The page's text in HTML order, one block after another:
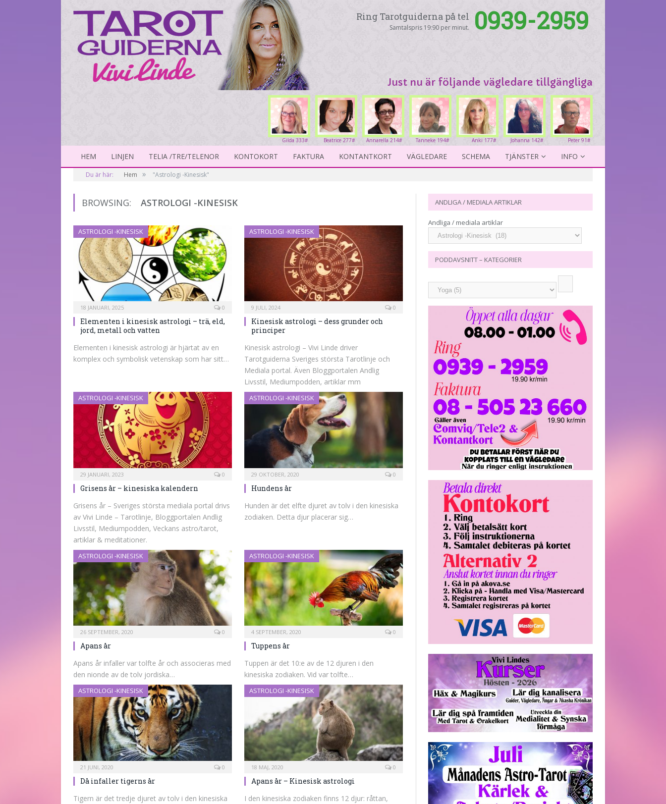
Ring Tarotguiderna på tel
Samtalspris 19:90 per minut. 0939-2959
Just nu är följande vägledare tillgängliga
Peter 91#
Johanna 142#
Anki 177#
Tanneke 194#
Annarella 214#
Beatrice 277#
Gilda 333#
HEM LINJEN TELIA /TRE/TELENOR KONTOKORT FAKTURA KONTANTKORT VÄGLEDARE SCHEMA TJÄNSTER INFO
Du är här: Hem » "Astrologi -Kinesisk"
BROWSING: ASTROLOGI -KINESISK
ASTROLOGI -KINESISK
18 JANUARI, 2025 0
Elementen i kinesisk astrologi – trä, eld,
jord, metall och vatten
Elementen i kinesisk astrologi är hjärtat av en
komplex och symbolisk vetenskap som har sitt…
ASTROLOGI -KINESISK
9 JULI, 2024 0
Kinesisk astrologi – dess grunder och
principer
Kinesisk astrologi – Vivi Linde driver
Tarotguiderna Sveriges största Tarotlinje och
Mediala portal. Även Bloggportalen Andlig
Livsstil, Mediumpodden, artiklar mm
ASTROLOGI -KINESISK
29 JANUARI, 2023 0
Grisens år – kinesiska kalendern
Grisens år – Sveriges största mediala portal drivs
av Vivi Linde – Tarotlinje, Bloggportalen Andlig
Livsstil, Mediumpodden, Veckans astro/tarot,
artiklar & meditationer.
ASTROLOGI -KINESISK
29 OKTOBER, 2020 0
Hundens år
Hunden är det elfte djuret av tolv i den kinesiska
zodiaken. Detta djur placerar sig…
ASTROLOGI -KINESISK
26 SEPTEMBER, 2020 0
Apans år
Apans år infaller var tolfte år och associeras med
den nionde av de tolv jordiska…
ASTROLOGI -KINESISK
4 SEPTEMBER, 2020 0
Tuppens år
Tuppen är det 10:e av de 12 djuren i den
kinesiska zodiaken. Vid var tolfte…
ASTROLOGI -KINESISK
21 JUNI, 2020 0
Då infaller tigerns år
Tigern är det tredje djuret av tolv i den kinesiska
ASTROLOGI -KINESISK
18 MAJ, 2020 0
Apans år – Kinesisk astrologi
I den kinesiska zodiaken finns 12 djur: råttan,
ANDLIGA / MEDIALA ARTIKLAR
Andliga / mediala artiklar
PODDAVSNITT – KATEGORIER